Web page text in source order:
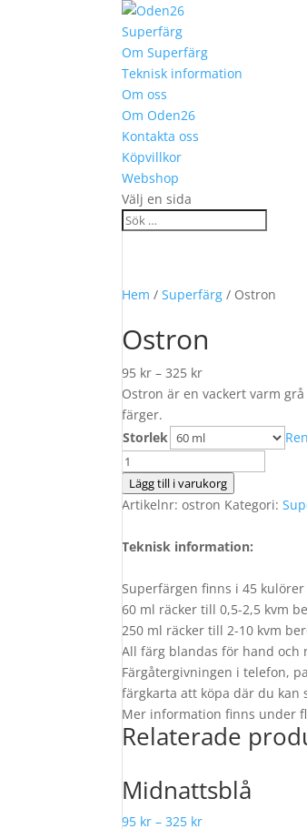
Superfärg
Om Superfärg
Teknisk information
Om oss
Om Oden26
Kontakta oss
Köpvillkor
Webshop
Välj en sida
Hem /Superfärg / Ostron
Ostron
95 kr –325 kr
Ostron är en vackert varm
färger.
Storlek
Ostron
mängd
Lägg till i varukorg
Artikelnr:ostron Kategori:
Teknisk information:
Superfärgen finns i 45
60 ml räcker till 0,5-2,5 kvm
250 ml räcker till 2-10 kvm
All färg blandas för hand och
Färgåtergivningen i telefon,
färgkarta att köpa där du kan
Mer information finns under
Relaterade
Midnattsblå
95 kr –325 kr